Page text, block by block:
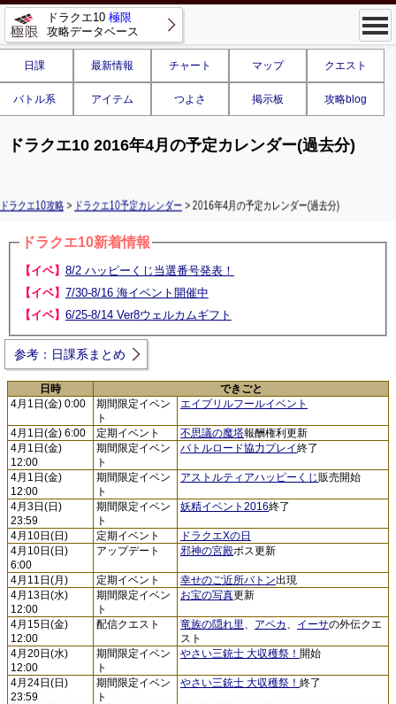
ドラクエ10 極限
攻略データベース
日課 最新情報 チャート マップ クエスト
バトル系 アイテム つよさ 掲示板 攻略blog
ドラクエ10 2016年4月の予定カレンダー(過去分)
ドラクエ10攻略 > ドラクエ10予定カレンダー > 2016年4月の予定カレンダー(過去分)
ドラクエ10新着情報
【イベ】 8/2 ハッピーくじ当選番号発表！
【イベ】 7/30-8/16 海イベント開催中
【イベ】 6/25-8/14 Ver8ウェルカムギフト
参考：日課系まとめ
日時
できごと
4月1日(金) 0:00
期間限定イベン
ト
エイプリルフールイベント
4月1日(金) 6:00 定期イベント 不思議の魔塔報酬権利更新
4月1日(金)
12:00
期間限定イベン
ト
バトルロード協力プレイ終了
4月1日(金)
12:00
期間限定イベン
ト
アストルティアハッピーくじ販売開始
4月3日(日)
23:59
期間限定イベン
ト
妖精イベント2016終了
4月10日(日) 定期イベント
ドラクエXの日
4月10日(日)
6:00
アップデート 邪神の宮殿ボス更新
4月11日(月) 定期イベント 幸せのご近所バトン出現
4月13日(水)
12:00
期間限定イベン
ト
お宝の写真更新
4月15日(金)
12:00
配信クエスト 竜族の隠れ里 アペカ イーサの外伝クエ
スト
4月20日(水)
12:00
期間限定イベン
ト
やさい三銃士 大収穫祭！ 開始
4月24日(日)
23:59
期間限定イベン
ト
やさい三銃士 大収穫祭！ 終了